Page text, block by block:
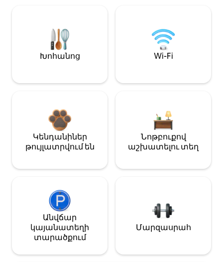
Խոհանոց Wi-Fi
Կենդանիներ
թույլատրվում են
Նոթբուքով
աշխատելու տեղ
Անվճար
կայանատեղի
տարածքում
Մարզասրահ